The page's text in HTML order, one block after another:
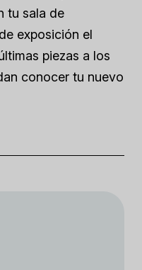
tu sala de
exposición el
piezas a los
conocer tu nuevo